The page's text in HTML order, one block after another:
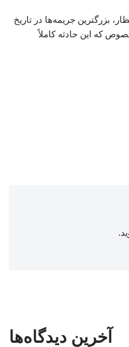
بزرگترین جریمه‌ها در تاریخ
که این حادثه کاملاً
.
آخرین دیدگاه‌ها